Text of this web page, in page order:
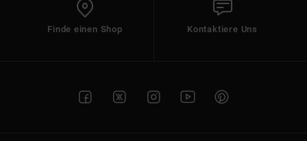
Finde einen Shop Kontaktiere Uns